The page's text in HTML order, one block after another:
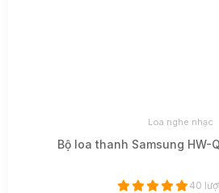
Loa nghe nhạc
Bộ loa thanh Samsung HW-
40